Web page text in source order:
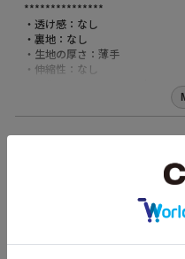
***************
・透け感：なし
・裏地：なし
・生地の厚さ：薄手
・伸縮性：なし
ビル。生地、縫製、シルエット
なる物を提供する。着る人自身
会的にもなり野暮ったくもなる
ままに着られる洋服を目指す。
158cm